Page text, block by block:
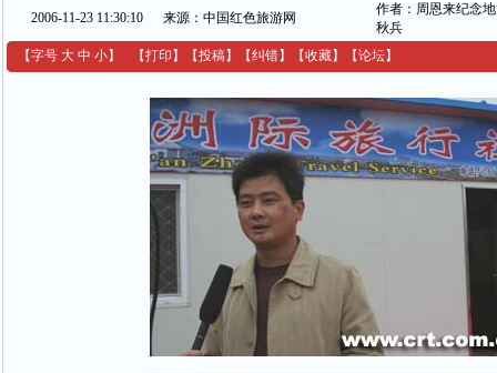
2006-11-23 11:30:10 来源：中国红色旅游网
作者：周恩来纪念
秋兵
【字号 大 中 小】 【打印 】 【投稿】 【纠错】 【收藏】 【论坛】